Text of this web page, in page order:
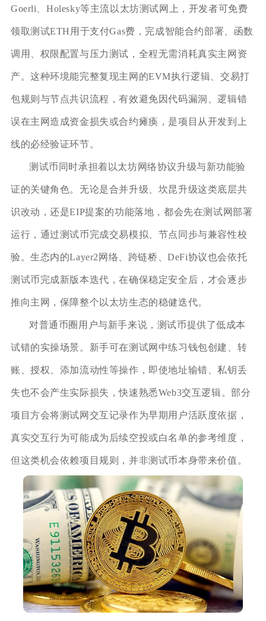
Goerli、Holesky等主流以太坊测试网上，开发者可免费
领取测试ETH用于支付Gas费，完成智能合约部署、函数
调用、权限配置与压力测试，全程无需消耗真实主网资
产。这种环境能完整复现主网的EVM执行逻辑、交易打
包规则与节点共识流程，有效避免因代码漏洞、逻辑错
误在主网造成资金损失或合约瘫痪，是项目从开发到上
线的必经验证环节。
测试币同时承担着以太坊网络协议升级与新功能验
证的关键角色。无论是合并升级、坎昆升级这类底层共
识改动，还是EIP提案的功能落地，都会先在测试网部署
运行，通过测试币完成交易模拟、节点同步与兼容性校
验。生态内的Layer2网络、跨链桥、DeFi协议也会依托
测试币完成新版本迭代，在确保稳定安全后，才会逐步
推向主网，保障整个以太坊生态的稳健迭代。
对普通币圈用户与新手来说，测试币提供了低成本
试错的实操场景。新手可在测试网中练习钱包创建、转
账、授权、添加流动性等操作，即使地址输错、私钥丢
失也不会产生实际损失，快速熟悉Web3交互逻辑。部分
项目方会将测试网交互记录作为早期用户活跃度依据，
真实交互行为可能成为后续空投或白名单的参考维度，
但这类机会依赖项目规则，并非测试币本身带来价值。